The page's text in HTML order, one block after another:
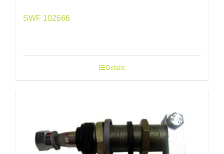
SWF 102666
Details